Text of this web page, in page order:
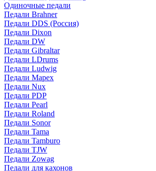
Одиночные педали
Педали Brahner
Педали DDS (Россия)
Педали Dixon
Педали DW
Педали Gibraltar
Педали LDrums
Педали Ludwig
Педали Mapex
Педали Nux
Педали PDP
Педали Pearl
Педали Roland
Педали Sonor
Педали Tama
Педали Tamburo
Педали TJW
Педали Zowag
Педали для кахонов